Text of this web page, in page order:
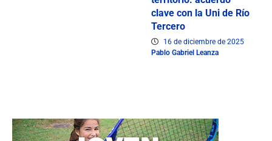
clave con la Uni de Río
Tercero
16 de diciembre de 2025
Pablo Gabriel Leanza